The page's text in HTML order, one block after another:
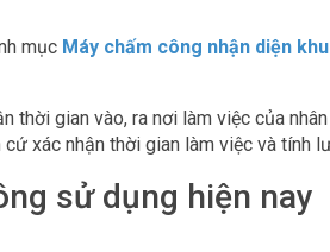
mục Máy chấm công nhận diện
thời gian vào, ra nơi làm việc của
cứ xác nhận thời gian làm việc và tính
sử dụng hiện nay